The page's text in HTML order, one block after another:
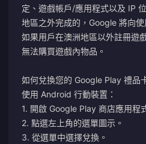
定、遊戲帳戶/應用程式以及 IP
地區之外完成的，Google 將向
如果用戶在澳洲地區以外註冊遊
無法購買遊戲內物品。
如何兌換您的 Google Play 禮品
使用 Android 行動裝置：
1. 開啟 Google Play 商店應用程
2. 點選左上角的選單圖示。
3. 從選單中選擇兌換。